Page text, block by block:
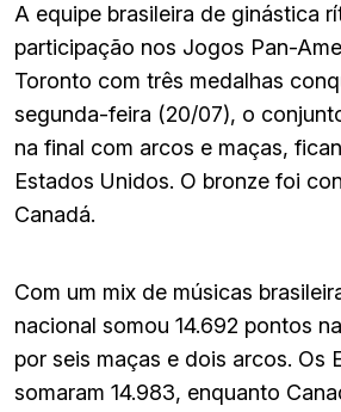
A equipe brasileira de ginástica
participação nos Jogos Pan-
Toronto com três medalhas
segunda-feira (20/07), o
na final com arcos e maças,
Estados Unidos. O bronze foi
Canadá.
Com um mix de músicas
nacional somou 14.692 pontos
por seis maças e dois arcos. Os
somaram 14.983, enquanto